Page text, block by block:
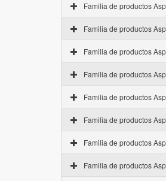
Familia de productos
Familia de productos
Familia de productos
Familia de productos
Familia de productos
Familia de productos
Familia de productos
Familia de productos